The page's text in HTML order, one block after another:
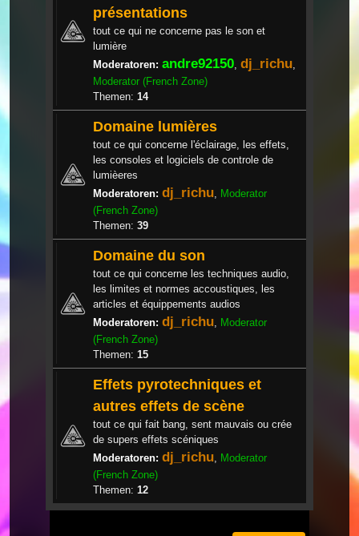
présentations
tout ce qui ne concerne pas le son et
lumière
Moderatoren: andre92150 dj_richu
Moderator (French Zone)
Themen: 14
Domaine lumières
tout ce qui concerne l'éclairage, les effets,
les consoles et logiciels de controle de
lumièeres
Moderatoren: dj_richu Moderator
(French Zone)
Themen: 39
Domaine du son
tout ce qui concerne les techniques audio,
les limites et normes accoustiques, les
articles et équippements audios
Moderatoren: dj_richu Moderator
(French Zone)
Themen: 15
Effets pyrotechniques et
autres effets de scène
tout ce qui fait bang, sent mauvais ou crée
de supers effets scéniques
Moderatoren: dj_richu Moderator
(French Zone)
Themen: 12